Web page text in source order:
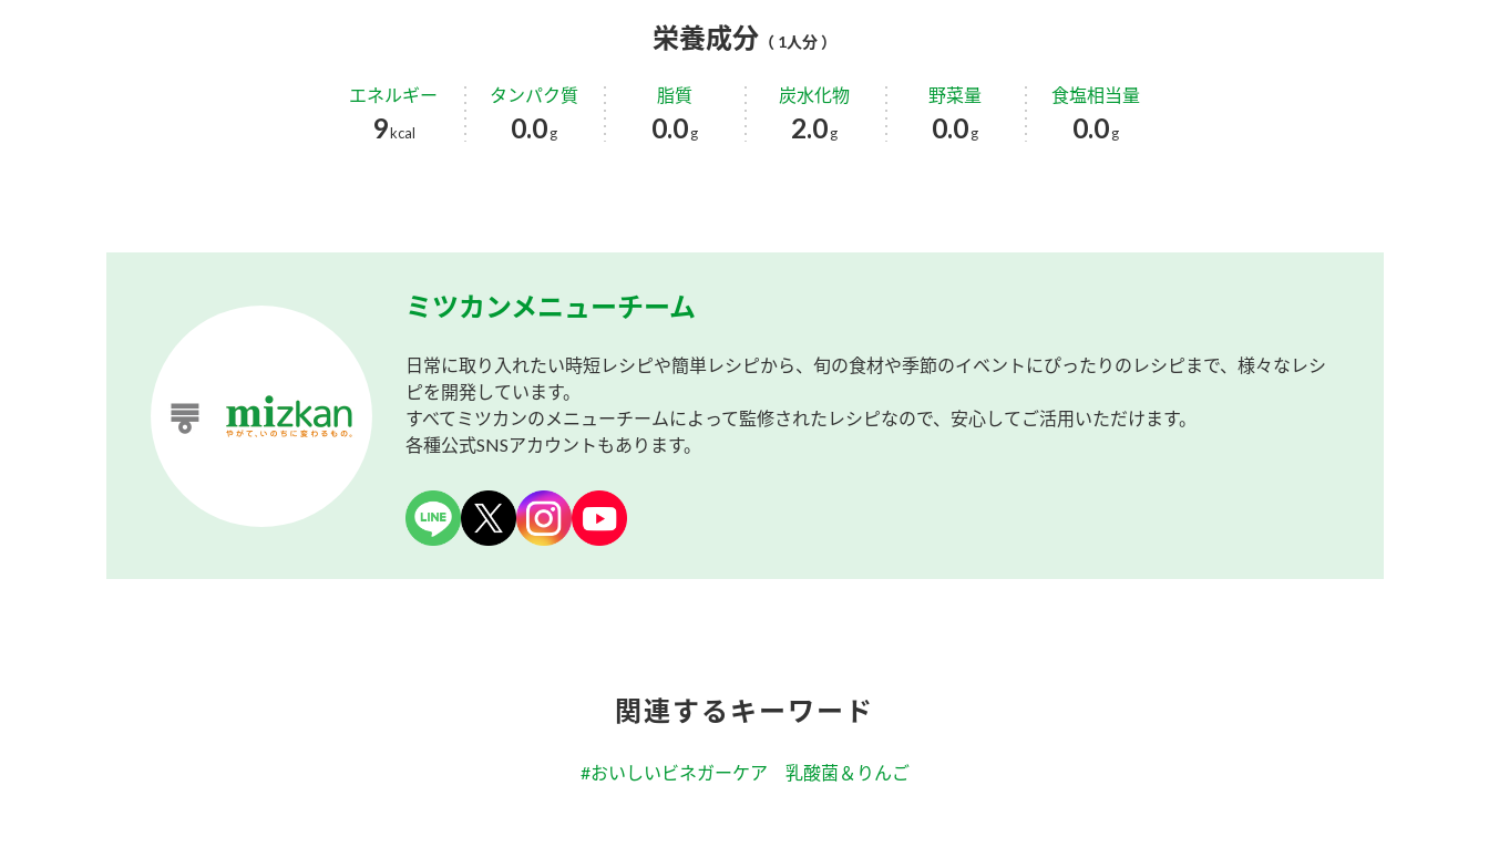
栄養成分 （ 1人分 ）
エネルギー
9kcal
タンパク質
0.0g
脂質
0.0 g
炭水化物
2.0g
野菜量
0.0g
食塩相当量
0.0 g
ミツカンメニューチーム
日常に取り入れたい時短レシピや簡単レシピから、旬の食材や季節のイベントにぴったりのレシピまで、様々なレシ
ピを開発しています。
すべてミツカンのメニューチームによって監修されたレシピなので、安心してご活用いただけます。
各種公式SNSアカウントもあります。
関連するキーワード
#おいしいビネガーケア 乳酸菌＆りんご